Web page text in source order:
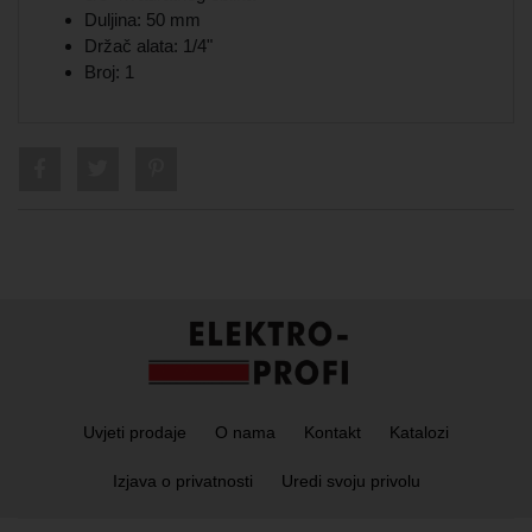
Duljina: 50 mm
Držač alata: 1/4"
Broj: 1
Uvjeti prodaje O nama Kontakt Katalozi
Izjava o privatnosti Uredi svoju privolu